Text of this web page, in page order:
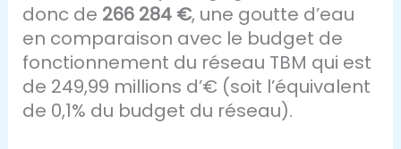
donc de 266 284 €, une goutte d’eau
en comparaison avec le budget de
fonctionnement du réseau TBM qui est
de 249,99 millions d’€ (soit l’équivalent
de 0,1% du budget du réseau).